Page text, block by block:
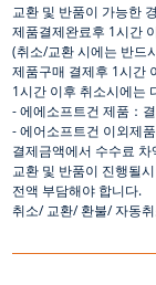
교환 및 반품이 가능한
제품결제완료후 1시간
(취소/교환 시에는 반드
제품구매 결제후 1시간
1시간 이후 취소시에는
-에에소프트건 제품 ：
-에어소프트건 이외제품
결제금액에서 수수료 차
교환 및 반품이 진행될시
전액 부담해야 합니다.
취소/ 교환/환불/자동